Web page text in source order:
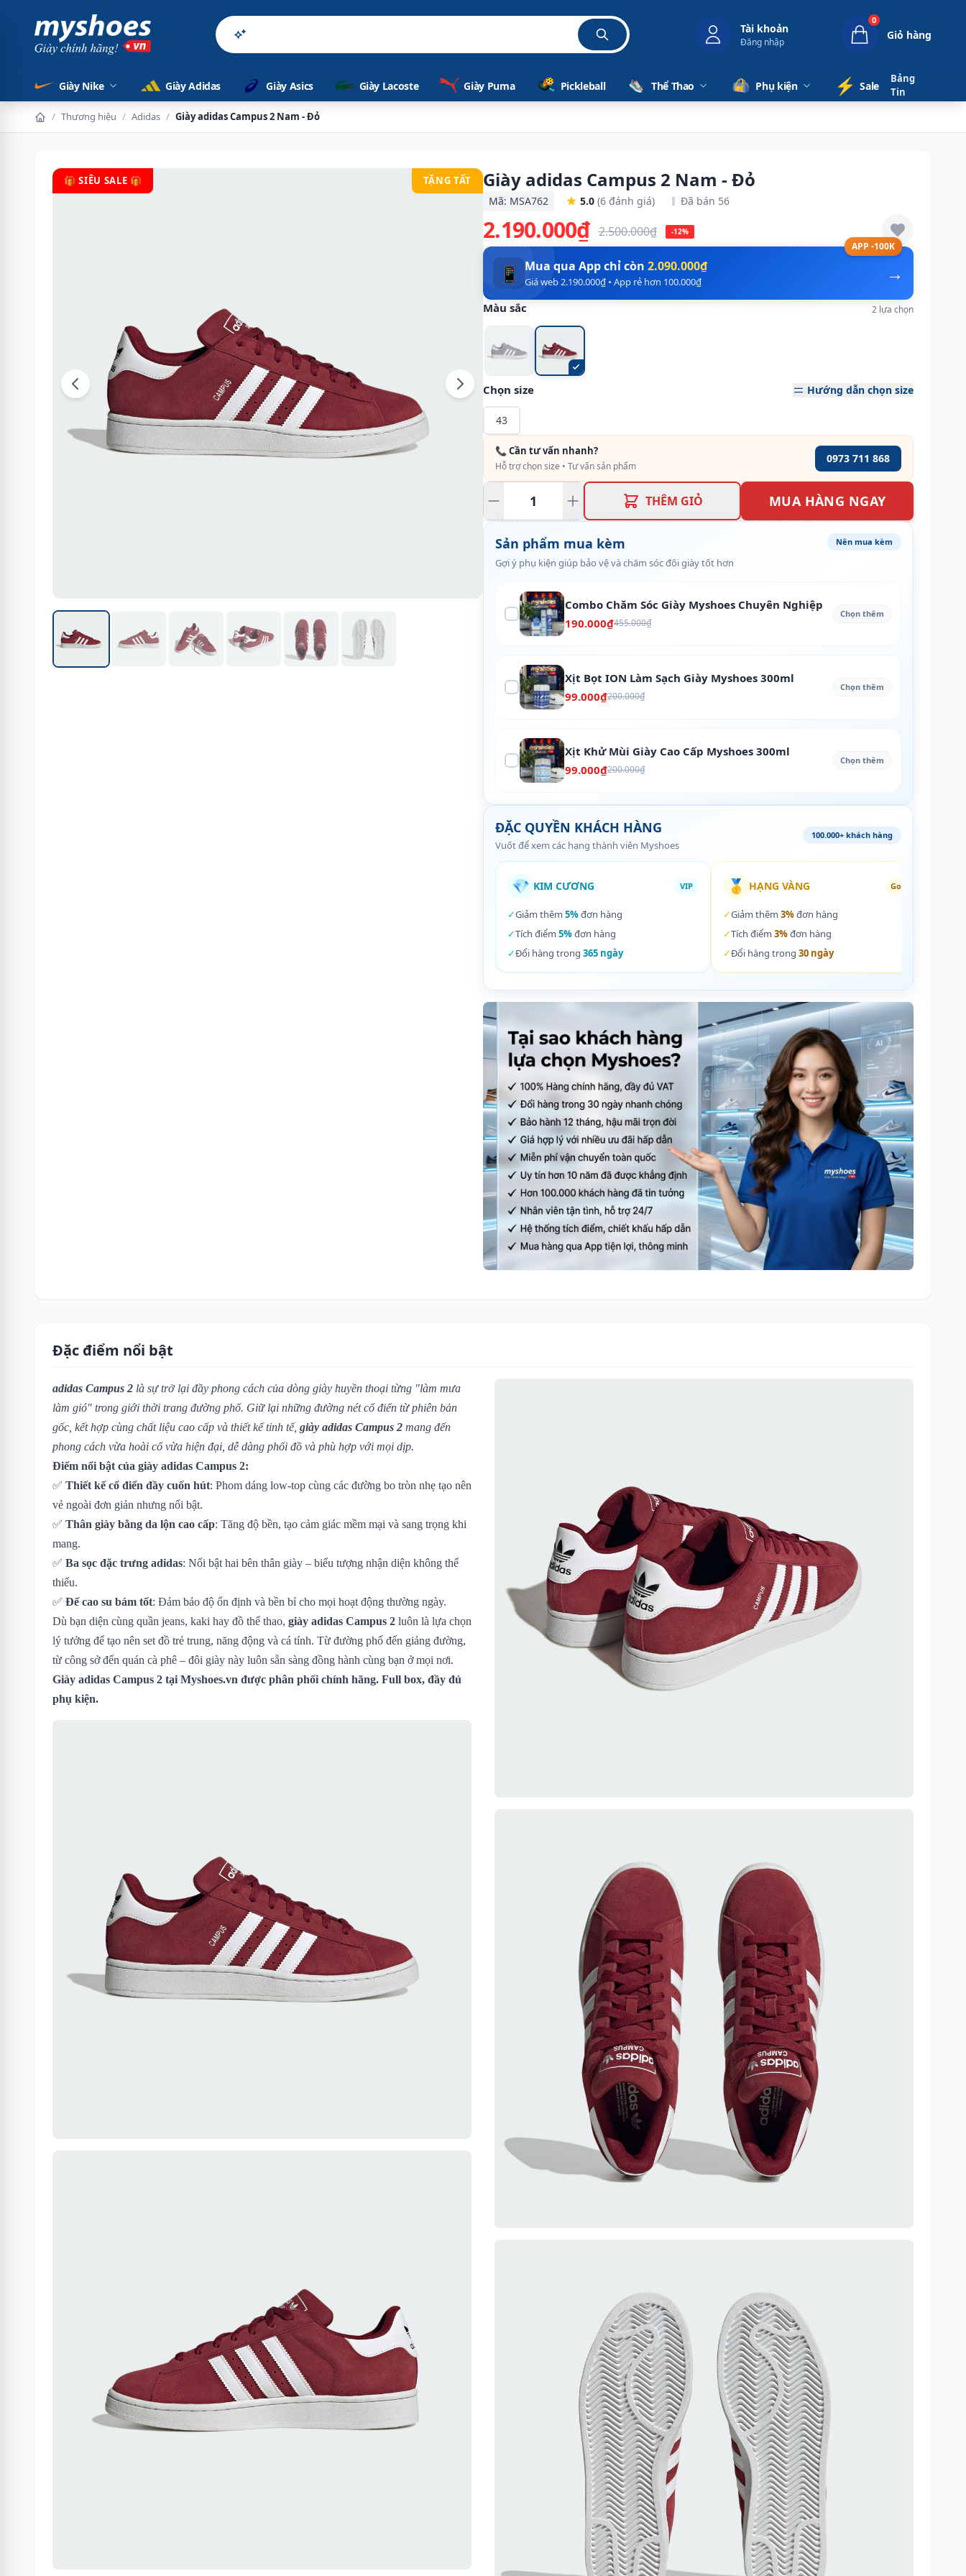
Sản phẩm chính hãn Tài khoản
Đăng nhập
0
Giỏ hàng
Giày Nike Giày Adidas Giày Asics Giày Lacoste Giày Puma Pickleball Thể Thao Phụ kiện ⚡️ Sale
Bảng
Tin
/ Thương hiệu / Adidas / Giày adidas Campus 2 Nam - Đỏ
🎁 SIÊU SALE 🎁 TẶNG TẤT Giày adidas Campus 2 Nam - Đỏ
Mã: MSA762 5.0 (6 đánh giá) Đã bán 56
2.190.000₫ 2.500.000₫ -12%
APP -100K
→
📱 Mua qua App chỉ còn 2.090.000₫
Giá web 2.190.000₫ • App rẻ hơn 100.000₫
Màu sắc 2 lựa chọn
Chọn size Hướng dẫn chọn size
43
📞 Cần tư vấn nhanh?
Hỗ trợ chọn size • Tư vấn sản phẩm
0973 711 868
THÊM GIỎ MUA HÀNG NGAY
Sản phẩm mua kèm
Gợi ý phụ kiện giúp bảo vệ và chăm sóc đôi giày tốt hơn
Nên mua kèm
Combo Chăm Sóc Giày Myshoes Chuyên Nghiệp
190.000₫455.000₫
Chọn thêm
Xịt Bọt ION Làm Sạch Giày Myshoes 300ml
99.000₫200.000₫
Chọn thêm
Xịt Khử Mùi Giày Cao Cấp Myshoes 300ml
99.000₫200.000₫
Chọn thêm
ĐẶC QUYỀN KHÁCH HÀNG
Vuốt để xem các hạng thành viên Myshoes
100.000+ khách hàng
💎 KIM CƯƠNG VIP
✓Giảm thêm 5%đơn hàng
✓Tích điểm 5%đơn hàng
✓Đổi hàng trong 365 ngày
🥇 HẠNG VÀNG Gold
✓Giảm thêm 3%đơn hàng
✓Tích điểm 3%đơn hàng
✓Đổi hàng trong 30 ngày
Đặc điểm nổi bật
adidas Campus 2 là sự trở lại đầy phong cách của dòng giày huyền thoại từng "làm mưa
làm gió" trong giới thời trang đường phố. Giữ lại những đường nét cổ điển từ phiên bản
gốc, kết hợp cùng chất liệu cao cấp và thiết kế tinh tế, giày adidas Campus 2 mang đến
phong cách vừa hoài cổ vừa hiện đại, dễ dàng phối đồ và phù hợp với mọi dịp.
Điểm nổi bật của giày adidas Campus 2:
✅ Thiết kế cổ điển đầy cuốn hút: Phom dáng low-top cùng các đường bo tròn nhẹ tạo nên
vẻ ngoài đơn giản nhưng nổi bật.
✅ Thân giày bằng da lộn cao cấp: Tăng độ bền, tạo cảm giác mềm mại và sang trọng khi
mang.
✅ Ba sọc đặc trưng adidas: Nổi bật hai bên thân giày – biểu tượng nhận diện không thể
thiếu.
✅ Đế cao su bám tốt: Đảm bảo độ ổn định và bền bỉ cho mọi hoạt động thường ngày.
Dù bạn diện cùng quần jeans, kaki hay đồ thể thao, giày adidas Campus 2 luôn là lựa chọn
lý tưởng để tạo nên set đồ trẻ trung, năng động và cá tính. Từ đường phố đến giảng đường,
từ công sở đến quán cà phê – đôi giày này luôn sẵn sàng đồng hành cùng bạn ở mọi nơi.
Giày adidas Campus 2 tại Myshoes.vn được phân phối chính hãng. Full box, đầy đủ
phụ kiện.